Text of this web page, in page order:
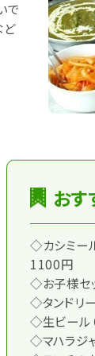
で
ど
おす
◇カシミール
1100円
◇お子様セ
◇タンドリ
◇生ビール
◇マハラジ